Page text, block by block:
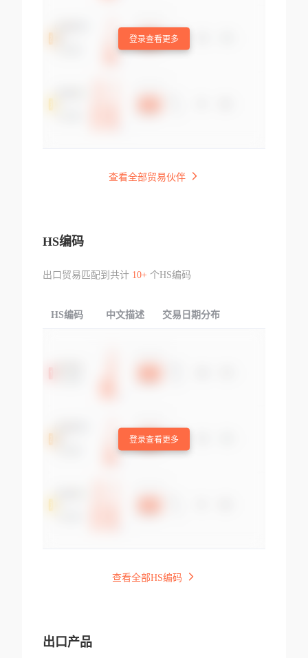
登录查看更多
查看全部贸易伙伴
HS编码
出口贸易匹配到共计 10+个HS编码
HS编码 中文描述 交易日期分布
登录查看更多
查看全部HS编码
出口产品